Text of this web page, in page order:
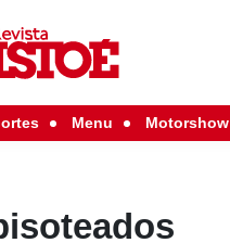
Menu Motorshow